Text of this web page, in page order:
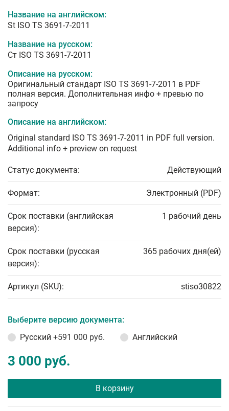
Название на английском:
St ISO TS 3691-7-2011
Название на русском:
Ст ISO TS 3691-7-2011
Описание на русском:
Оригинальный стандарт ISO TS 3691-7-2011 в PDF
полная версия. Дополнительная инфо + превью по
запросу
Описание на английском:
Original standard ISO TS 3691-7-2011 in PDF full version.
Additional info + preview on request
Статус документа: Действующий
Формат: Электронный (PDF)
Срок поставки (английская
версия):
1 рабочий день
Срок поставки (русская
версия):
365 рабочих дня(ей)
Артикул (SKU): stiso30822
Выберите версию документа:
Русский +591 000 руб. Английский
3 000 руб.
В корзину